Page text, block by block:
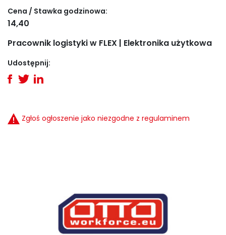
Cena / Stawka godzinowa:
14,40
Pracownik logistyki w FLEX | Elektronika użytkowa
Udostępnij:
Zgłoś ogłoszenie jako niezgodne z regulaminem